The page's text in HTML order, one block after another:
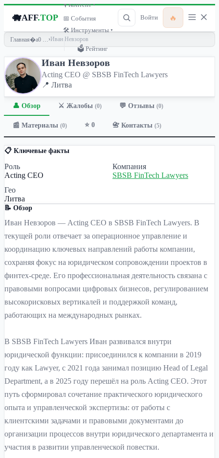
🐗AFF.TOP
🎙 Контент ▾
📅 События
🛠 Инструменты ▾
🗳 Рейтинг
Войти 🔥
Главная › Иван Невзоров
Иван Невзоров
Acting CEO @ SBSB FinTech Lawyers
📍 Литва
👤 Обзор ⚔️ Жалобы (0) 💬 Отзывы (0)
📰 Материалы (0) ⭐ 0 📇 Контакты (5)
📋 Ключевые факты
Роль
Acting CEO
Компания
SBSB FinTech Lawyers
Гео
Литва
📝 Обзор
Иван Невзоров — Acting CEO в SBSB FinTech Lawyers. В
текущей роли отвечает за операционное управление и
координацию ключевых направлений работы компании,
сохраняя фокус на юридическом сопровождении проектов в
финтех-среде. Его профессиональная деятельность связана с
правовыми вопросами цифровых бизнесов, регулированием
высокорисковых вертикалей и поддержкой команд,
работающих на международных рынках.
В SBSB FinTech Lawyers Иван развивался внутри
юридической функции: присоединился к компании в 2019
году как Lawyer, с 2021 года занимал позицию Head of Legal
Department, а в 2025 году перешёл на роль Acting CEO. Этот
путь сформировал сочетание практического юридического
опыта и управленческой экспертизы: от работы с
клиентскими задачами и правовыми документами до
организации процессов внутри юридического департамента и
участия в развитии управленческой повестки.